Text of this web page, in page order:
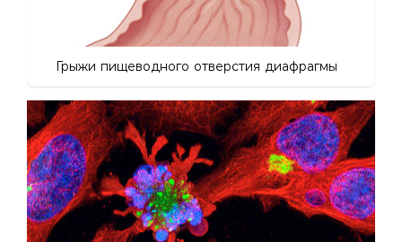
Грыжи пищеводного отверстия диафрагмы